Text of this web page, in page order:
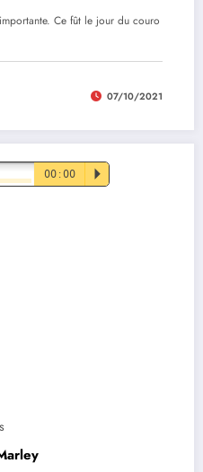
Ce fût le jour du couro
07/10/2021
00:00 P